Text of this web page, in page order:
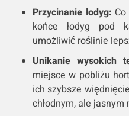
Przycinanie łodyg:
końce łodyg pod
umożliwić roślinie
Unikanie wysokich
miejsce w pobliżu
ich szybsze
chłodnym, ale jasnym